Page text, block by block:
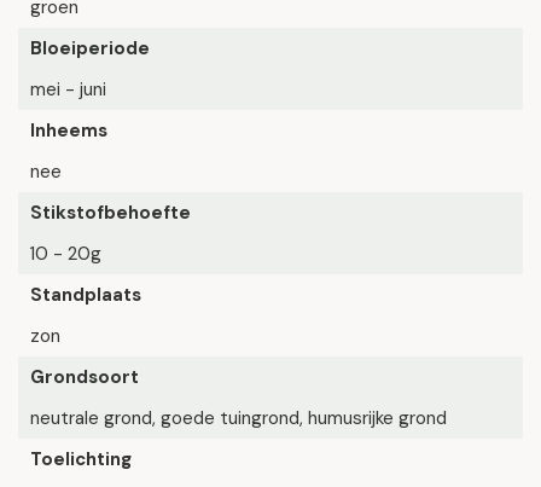
groen
Bloeiperiode
mei - juni
Inheems
nee
Stikstofbehoefte
10 - 20g
Standplaats
zon
Grondsoort
neutrale grond, goede tuingrond, humusrijke grond
Toelichting